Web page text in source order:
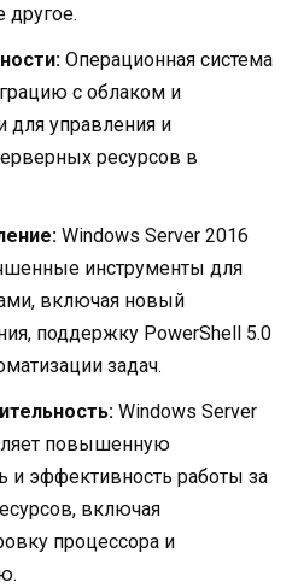
другое.
Операционная система
с облаком и
для управления и
ресурсов в
Windows Server 2016
инструменты для
включая новый
поддержку PowerShell 5.0
задач.
Windows Server
повышенную
и эффективность работы за
включая
процессора и